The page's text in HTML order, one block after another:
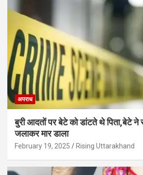
अपराध
बुरी आदतों पर बेटे को डांटते थे पिता,बेटे ने
जलाकर मार डाला
February 19, 2025 Rising Uttarakhand